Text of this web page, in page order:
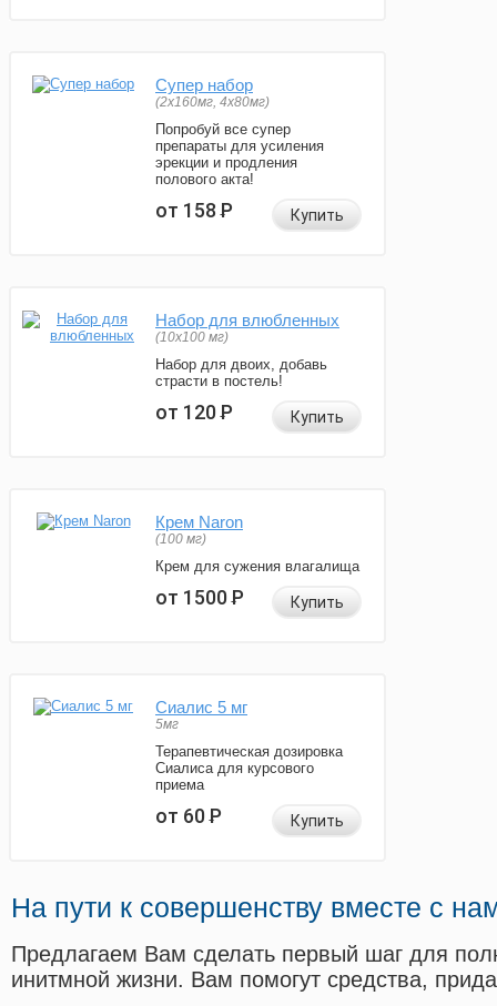
Супер набор
(2х160мг, 4х80мг)
Попробуй все супер
препараты для усиления
эрекции и продления
полового акта!
от 158Р Купить
Набор для влюбленных
(10х100 мг)
Набор для двоих, добавь
страсти в постель!
от 120Р Купить
Крем Naron
(100 мг)
Крем для сужения влагалища
от 1500Р Купить
Сиалис 5 мг
5мг
Терапевтическая дозировка
Сиалиса для курсового
приема
от 60Р Купить
На пути к совершенству вместе с
Предлагаем Вам сделать первый шаг для
инитмной жизни. Вам помогут средства,